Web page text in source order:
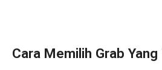
Cara Memilih Grab